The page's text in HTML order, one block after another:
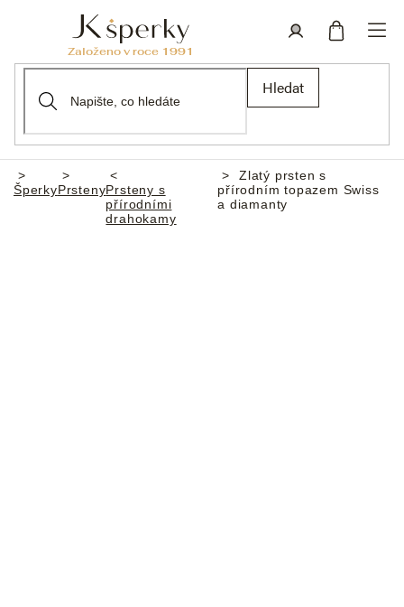
Hledat
Domů
ŠperkyPrstenyPrsteny s
přírodními
drahokamy
Zlatý prsten s
přírodním topazem Swiss
a diamanty